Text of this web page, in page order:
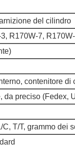
del cilindro
R170W-7,
contenitore di
da preciso (Fedex,
T/T, grammo dei